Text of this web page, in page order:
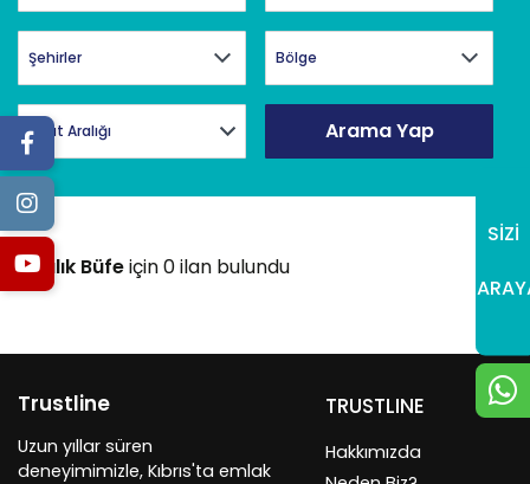
SİZİ
Fiyat Aralığı Arama Yap
Satılık Büfeiçin 0 ilan bulundu
Trustline
Uzun yıllar süren
deneyimimizle, Kıbrıs'ta emlak
TRUSTLINE
Hakkımızda